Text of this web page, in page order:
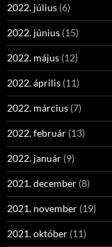
2022. július (6)
2022. június (15)
2022. május (12)
2022. április (11)
2022. március (7)
2022. február (13)
2022. január (9)
2021. december (8)
2021. november (19)
2021. október (11)